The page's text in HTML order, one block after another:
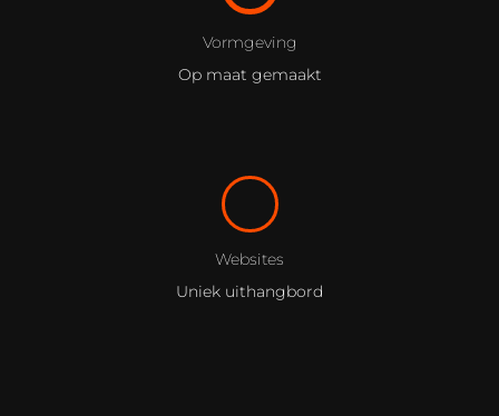
Vormgeving
Op maat gemaakt
Websites
Uniek uithangbord